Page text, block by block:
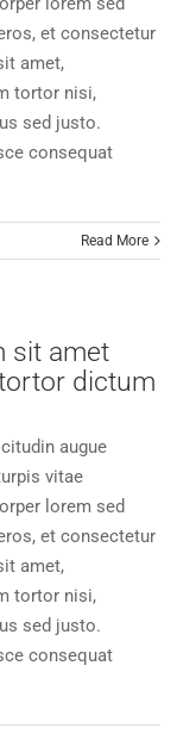
et consectetur
amet,
tortor nisi,
sed justo.
consequat
Read More
sit amet
dictum
augue
vitae
lorem sed
et consectetur
amet,
tortor nisi,
sed justo.
consequat